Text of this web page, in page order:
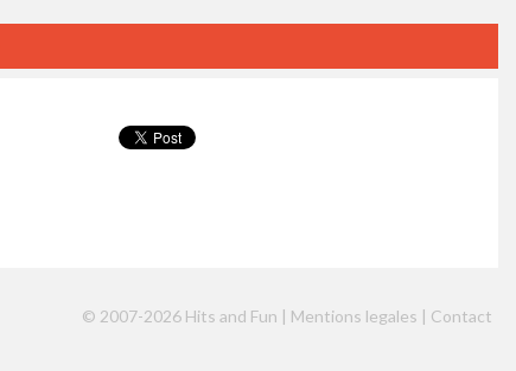
© 2007-2026 Hits and Fun | Mentions legales | Contact